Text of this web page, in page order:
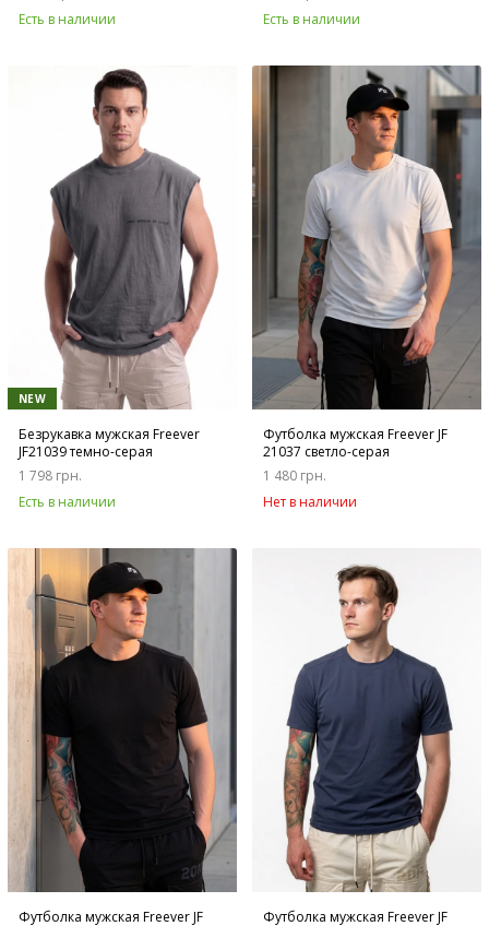
Есть в наличии
Есть в наличии
NEW
Безрукавка мужская Freever
JF21039 темно-серая
1 798 грн.
Есть в наличии
Футболка мужская Freever JF
21037 светло-серая
1 480 грн.
Нет в наличии
Футболка мужская Freever JF
Футболка мужская Freever JF